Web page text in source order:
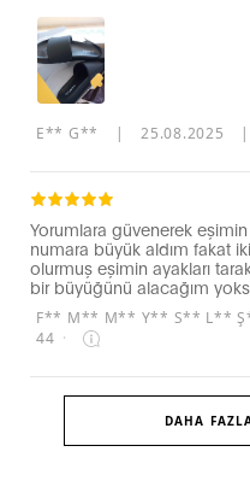
E** G** | 25.08.2025 |
Yorumlara güvenerek
numara büyük aldım fakat
olurmuş eşimin ayakları
bir büyüğünü alacağım
F** M** M** Y** S** L**
44 ·
DAHA